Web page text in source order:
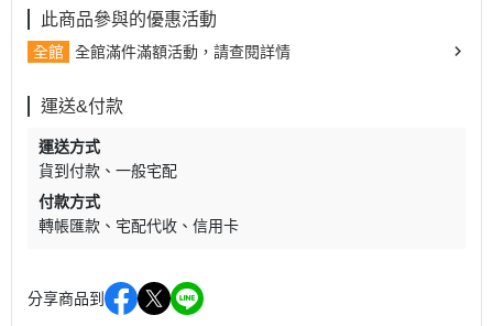
此商品參與的優惠活動
全館 全館滿件滿額活動，請查閱詳情
運送&付款
運送方式
貨到付款
一般宅配
付款方式
轉帳匯款
宅配代收 信用卡
分享商品到